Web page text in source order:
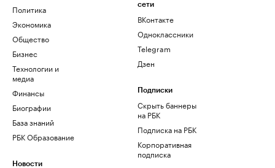
Политика
Экономика
Общество
Бизнес
Технологии и
медиа
Финансы
Биографии
База знаний
РБК Образование
Новости
сети
ВКонтакте
Одноклассники
Telegram
Дзен
Подписки
Скрыть баннеры
на РБК
Подписка на РБК
Корпоративная
подписка